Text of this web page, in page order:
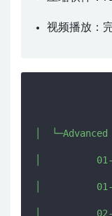
视频播放：
│
│          01-
│          01-
│          02-